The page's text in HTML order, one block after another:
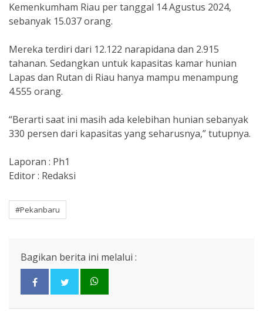
Kemenkumham Riau per tanggal 14 Agustus 2024,
sebanyak 15.037 orang.
Mereka terdiri dari 12.122 narapidana dan 2.915
tahanan. Sedangkan untuk kapasitas kamar hunian
Lapas dan Rutan di Riau hanya mampu menampung
4.555 orang.
“Berarti saat ini masih ada kelebihan hunian sebanyak
330 persen dari kapasitas yang seharusnya,” tutupnya.
Laporan : Ph1
Editor : Redaksi
#Pekanbaru
Bagikan berita ini melalui :